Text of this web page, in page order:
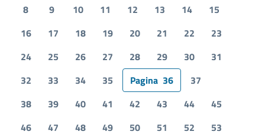
8
9 10 11 12 13 14
15
16
17 18 19 20 21 22
23
24
25 26 27 28 29 30
31
32
33 34 35 Pagina 36
37
38
39 40 41 42 43 44
45
46
47 48 49 50 51 52
53